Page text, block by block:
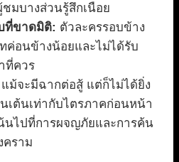
มบางส่วนรู้สึกเนือย
ที่ขาดมิติ: ตัวละครรอบข้าง
ค่อนข้างน้อยและไม่ได้รับ
ที่ควร
แม้จะมีฉากต่อสู้ แต่ก็ไม่ได้ยิ่ง
เต้นเท่ากับไตรภาคก่อนหน้า
น้นไปที่การผจญภัยและการค้น
คราม